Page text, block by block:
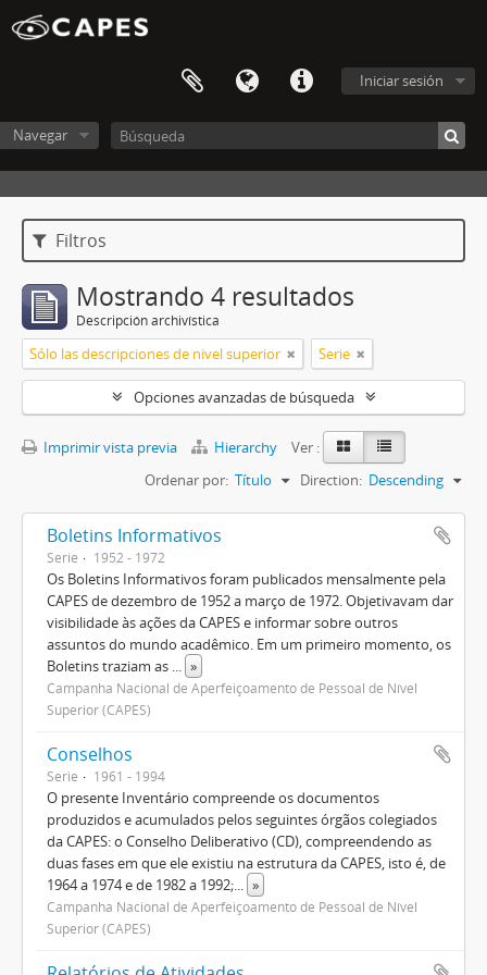
Iniciar sesión
Navegar
Filtros
Mostrando 4 resultados
Descripción archivística
Sólo las descripciones de nivel superior Serie
Opciones avanzadas de búsqueda
Imprimir vista previa Hierarchy
Ver :
Ordenar por: Título Direction: Descending
Boletins Informativos
Serie 1952 - 1972
Os Boletins Informativos foram publicados mensalmente pela
CAPES de dezembro de 1952 a março de 1972. Objetivavam dar
visibilidade às ações da CAPES e informar sobre outros
assuntos do mundo acadêmico. Em um primeiro momento, os
Boletins traziam as ... »
Campanha Nacional de Aperfeiçoamento de Pessoal de Nível
Superior (CAPES)
Conselhos
Serie 1961 - 1994
O presente Inventário compreende os documentos
produzidos e acumulados pelos seguintes órgãos colegiados
da CAPES: o Conselho Deliberativo (CD), compreendendo as
duas fases em que ele existiu na estrutura da CAPES, isto é, de
1964 a 1974 e de 1982 a 1992;... »
Campanha Nacional de Aperfeiçoamento de Pessoal de Nível
Superior (CAPES)